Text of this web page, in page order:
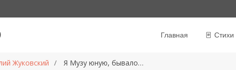
Главная Стихи
Жуковский Я Музу юную, бывало…